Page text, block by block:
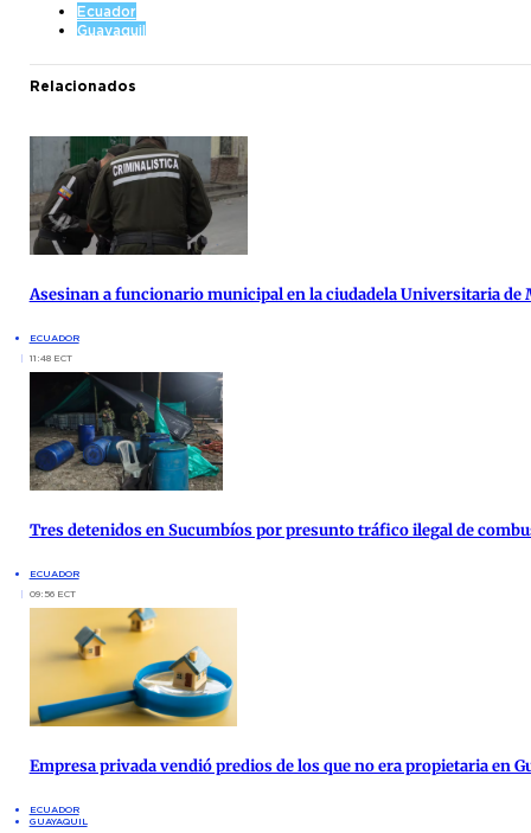
Ecuador
Guayaquil
Relacionados
Asesinan a funcionario municipal en la ciudadela Universitaria de
ECUADOR
11:48 ECT
Tres detenidos en Sucumbíos por presunto tráfico ilegal de
ECUADOR
09:56 ECT
Empresa privada vendió predios de los que no era propietaria en
ECUADOR
GUAYAQUIL